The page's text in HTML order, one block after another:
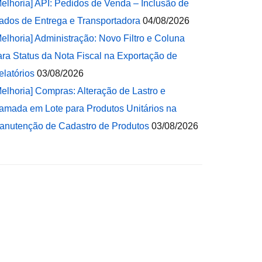
API: Pedidos de Venda – Inclusão de
de Entrega e Transportadora 04/08/2026
Administração: Novo Filtro e Coluna
Status da Nota Fiscal na Exportação de
03/08/2026
Compras: Alteração de Lastro e
em Lote para Produtos Unitários na
de Cadastro de Produtos 03/08/2026